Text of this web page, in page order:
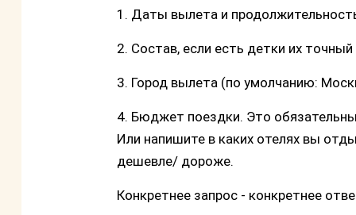
1. Даты вылета и
2. Состав, если есть детки их
3. Город вылета (по умолчанию:
4. Бюджет поездки. Это
Или напишите в каких отелях вы
дешевле/ дороже.
Конкретнее запрос - конкретнее